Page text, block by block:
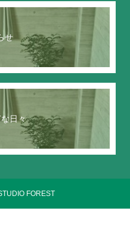
せ
日々
FOREST